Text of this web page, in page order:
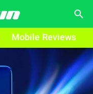
search
Mobile Reviews